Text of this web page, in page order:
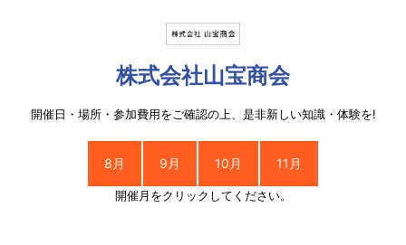
株式会社山宝商会
開催日・場所・参加費用をご確認の上、是非新しい知識・体験を!
8月 9月 10月 11月
開催月をクリックしてください。